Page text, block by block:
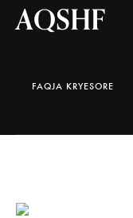
AQSHF
FAQJA KRYESORE